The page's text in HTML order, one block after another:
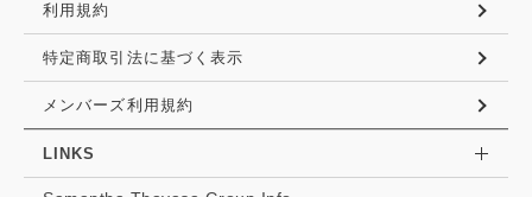
利用規約
特定商取引法に基づく表示
メンバーズ利用規約
LINKS